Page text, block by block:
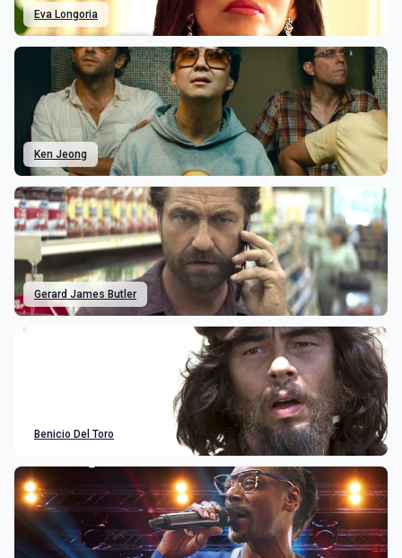
Eva Longoria
Ken Jeong
Gerard James Butler
Benicio Del Toro